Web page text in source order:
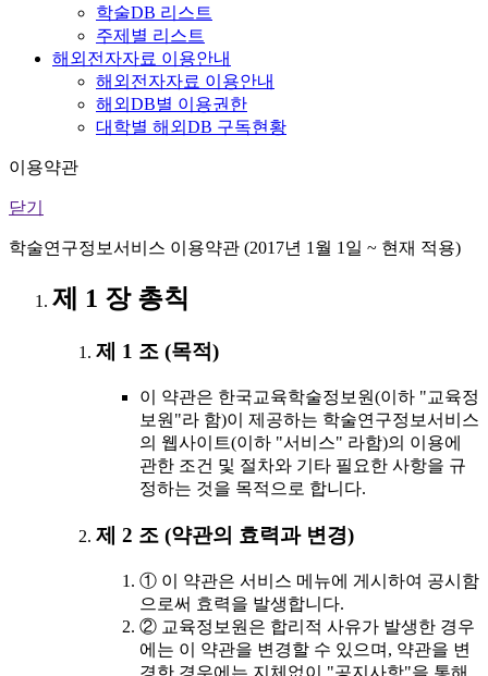
학술DB 리스트
주제별 리스트
해외전자자료 이용안내
해외전자자료 이용안내
해외DB별 이용권한
대학별 해외DB 구독현황
이용약관
닫기
학술연구정보서비스 이용약관 (2017년 1월 1일 ~ 현재 적용)
제 1 장 총칙
제 1 조 (목적)
이 약관은 한국교육학술정보원(이하 "교육정
보원"라 함)이 제공하는 학술연구정보서비스
의 웹사이트(이하 "서비스" 라함)의 이용에
관한 조건 및 절차와 기타 필요한 사항을 규
정하는 것을 목적으로 합니다.
제 2 조 (약관의 효력과 변경)
① 이 약관은 서비스 메뉴에 게시하여 공시함
으로써 효력을 발생합니다.
② 교육정보원은 합리적 사유가 발생한 경우
에는 이 약관을 변경할 수 있으며, 약관을 변
경한 경우에는 지체없이 "공지사항"을 통해